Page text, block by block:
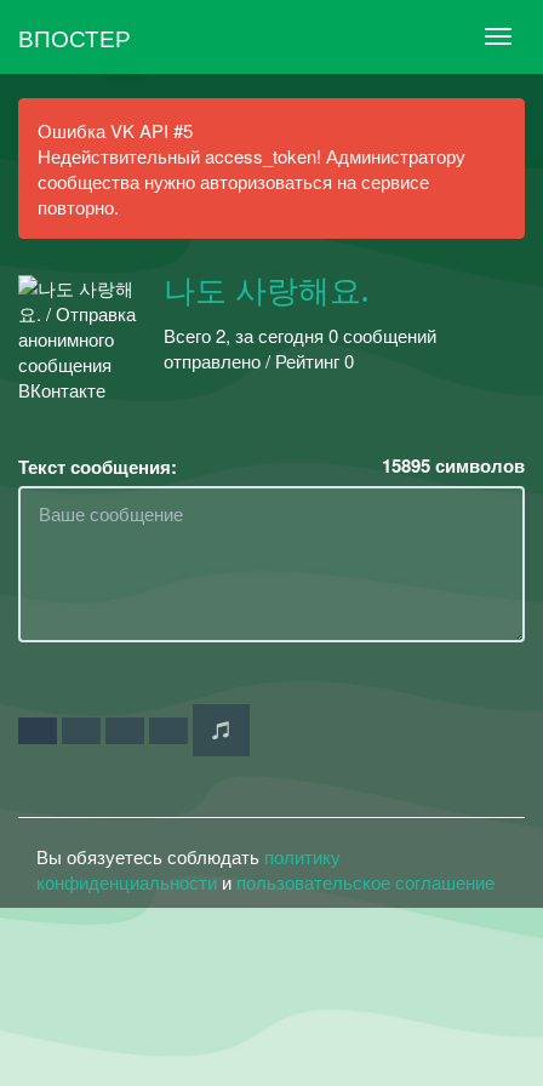
ВПОСТЕР
Ошибка VK API #5
Недействительный access_token! Администратору
сообщества нужно авторизоваться на сервисе
повторно.
나도 사랑해요.
Всего 2, за сегодня 0 сообщений
отправлено / Рейтинг 0
Текст сообщения: 15895символов
Вы обязуетесь соблюдать политику
конфиденциальности и пользовательское соглашение